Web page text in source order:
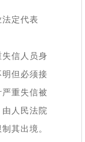
定代表
信人员身
但必须接
重失信被
人民法院
其出境。